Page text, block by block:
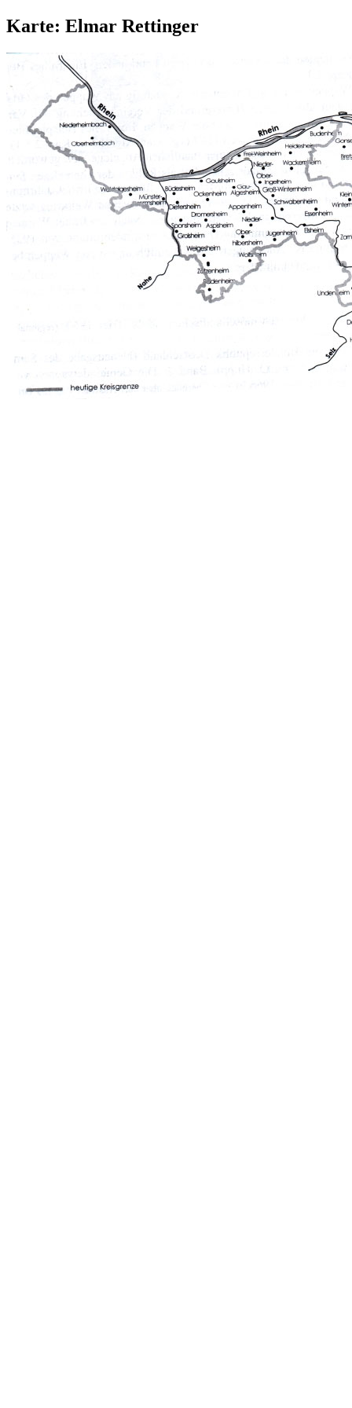
Karte: Elmar Rettinger